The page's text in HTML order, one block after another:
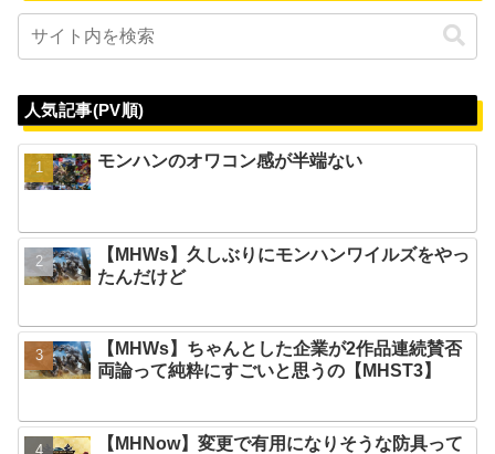
人気記事(PV順)
モンハンのオワコン感が半端ない
【MHWs】久しぶりにモンハンワイルズをやっ
たんだけど
【MHWs】ちゃんとした企業が2作品連続賛否
両論って純粋にすごいと思うの【MHST3】
【MHNow】変更で有用になりそうな防具って